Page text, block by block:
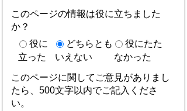
このページの情報は役に立ちました
か？
役に
立った
どちらとも
いえない
役にたた
なかった
このページに関してご意見がありまし
たら、500文字以内でご記入くださ
い。